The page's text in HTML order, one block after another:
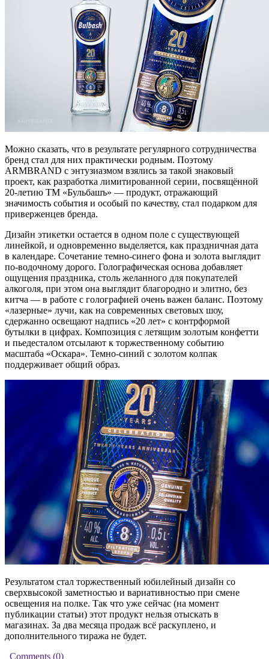
Можно сказать, что в результате регулярного сотрудничества
бренд стал для них практически родным. Поэтому
ARMBRAND c энтузиазмом взялись за такой знаковый
проект, как разработка лимитированной серии, посвящённой
20-летию ТМ «Бульбашъ» — продукт, отражающий
значимость события и особый по качеству, стал подарком для
приверженцев бренда.
Дизайн этикетки остается в одном поле с существующей
линейкой, и одновременно выделяется, как праздничная дата
в календаре. Сочетание темно-синего фона и золота выглядит
по-водочному дорого. Голографическая основа добавляет
ощущения праздника, столь желанного для покупателей
алкоголя, при этом она выглядит благородно и элитно, без
китча — в работе с голографией очень важен баланс. Поэтому
«лазерные» лучи, как на современных световых шоу,
сдержанно освещают надпись «20 лет» с контрформой
бутылки в цифрах. Композиция с летящим золотым конфетти
и пьедесталом отсылают к торжественному событию
масштаба «Оскара». Темно-синий с золотом колпак
поддерживает общий образ.
Результатом стал торжественный юбилейный дизайн со
сверхвысокой заметностью и вариативностью при смене
освещения на полке. Так что уже сейчас (на момент
публикации статьи) этот продукт нельзя отыскать в
магазинах. За два месяца продаж всё раскуплено, и
дополнительного тиража не будет.
Comments (0)